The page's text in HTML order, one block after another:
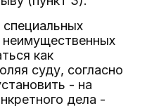
как
суду, согласно
- на
дела -